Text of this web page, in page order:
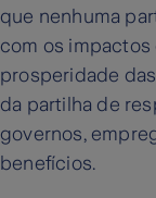
que nenhuma
com os impactos
prosperidade
da partilha de
governos,
benefícios.